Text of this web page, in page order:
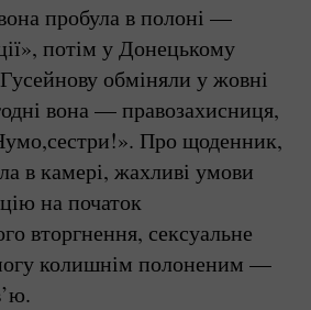
пробула в полоні —
потім у Донецькому
обміняли у жовні
вона — правозахисниця,
Про щоденник,
в камері, жахливі умови
на початок
вторгнення, сексуальне
колишнім полоненим —